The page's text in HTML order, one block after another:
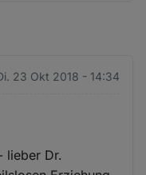
23 Okt 2018 - 14:34
lieber Dr.